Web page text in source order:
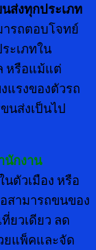
ส่งทุกประเภท
รถตอบโจทย์
ะเภทใน
หรือแม้แต่
แรงของตัวรถ
นส่งเป็นไป
นักงาน
ตัวเมือง หรือ
สามารถขนของ
ยวเดียว ลด
ยแพ็คและจัด